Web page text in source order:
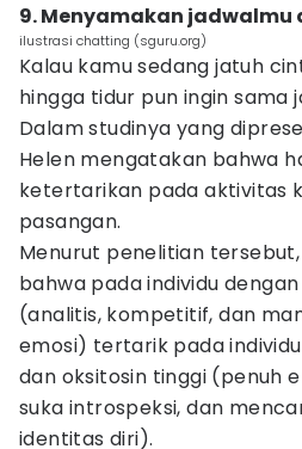
9. Menyamakan jadwalmu
ilustrasi chatting (sguru.org)
Kalau kamu sedang jatuh
hingga tidur pun ingin sama
Dalam studinya yang
Helen mengatakan bahwa
ketertarikan pada aktivitas
pasangan.
Menurut penelitian
bahwa pada individu
(analitis, kompetitif, dan
emosi) tertarik pada
dan oksitosin tinggi (penuh
suka introspeksi, dan
identitas diri).